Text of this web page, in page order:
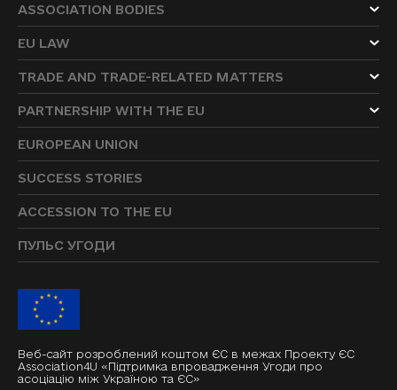
ASSOCIATION BODIES
EU LAW
TRADE AND TRADE-RELATED MATTERS
PARTNERSHIP WITH THE EU
EUROPEAN UNION
SUCCESS STORIES
ACCESSION TO THE EU
ПУЛЬС УГОДИ
Веб-сайт розроблений коштом ЄС в межах Проекту ЄС
Association4U «Підтримка впровадження Угоди про
асоціацію між Україною та ЄС»